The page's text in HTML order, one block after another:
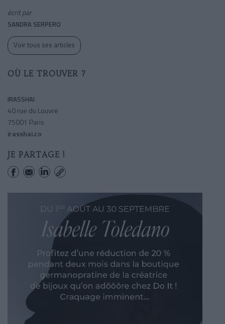
écrit par
SANDRA SERPERO
Voir tous ses articles
OÙ LE TROUVER ?
IRASSHAI
40 rue du Louvre
75001 Paris
irasshai.co
JE PARTAGE !